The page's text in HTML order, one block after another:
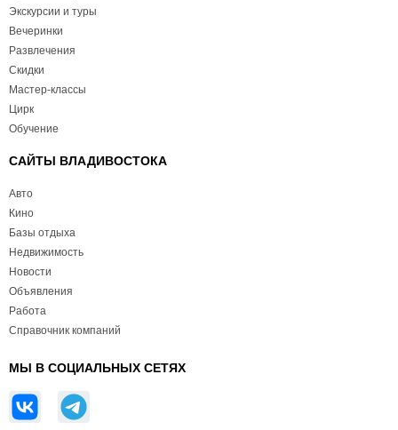
Экскурсии и туры
Вечеринки
Развлечения
Скидки
Мастер-классы
Цирк
Обучение
САЙТЫ ВЛАДИВОСТОКА
Авто
Кино
Базы отдыха
Недвижимость
Новости
Объявления
Работа
Справочник компаний
МЫ В СОЦИАЛЬНЫХ СЕТЯХ